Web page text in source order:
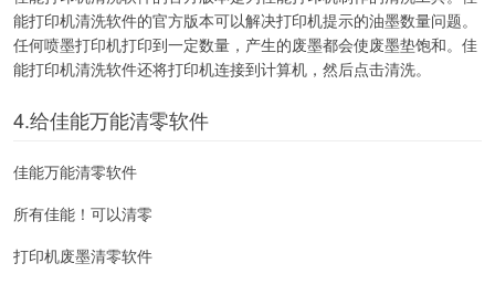
能打印机清洗软件的官方版本可以解决打印机提示的油墨数量问题。
任何喷墨打印机打印到一定数量，产生的废墨都会使废墨垫饱和。佳
能打印机清洗软件还将打印机连接到计算机，然后点击清洗。
4.给佳能万能清零软件
佳能万能清零软件
所有佳能！可以清零
打印机废墨清零软件